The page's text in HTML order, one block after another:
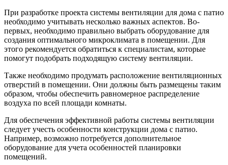
При разработке проекта системы вентиляции для дома с патио
необходимо учитывать несколько важных аспектов. Во-
первых, необходимо правильно выбрать оборудование для
создания оптимального микроклимата в помещении. Для
этого рекомендуется обратиться к специалистам, которые
помогут подобрать подходящую систему вентиляции.
Также необходимо продумать расположение вентиляционных
отверстий в помещении. Они должны быть размещены таким
образом, чтобы обеспечить равномерное распределение
воздуха по всей площади комнаты.
Для обеспечения эффективной работы системы вентиляции
следует учесть особенности конструкции дома с патио.
Например, возможно потребуется дополнительное
оборудование для учета особенностей планировки
помещений.